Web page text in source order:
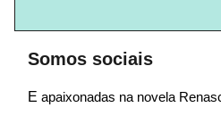
Somos sociais
E apaixonadas na novela